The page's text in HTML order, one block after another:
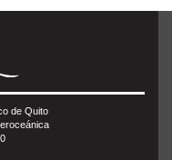
de Quito